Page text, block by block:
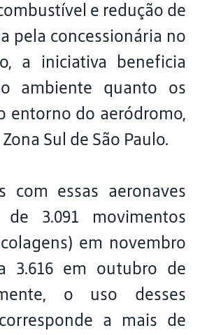
e redução de
pela concessionária no
a iniciativa beneficia
ambiente quanto os
entorno do aeródromo,
Sul de São Paulo.
com essas aeronaves
de 3.091 movimentos
em novembro
3.616 em outubro de
o uso desses
a mais de